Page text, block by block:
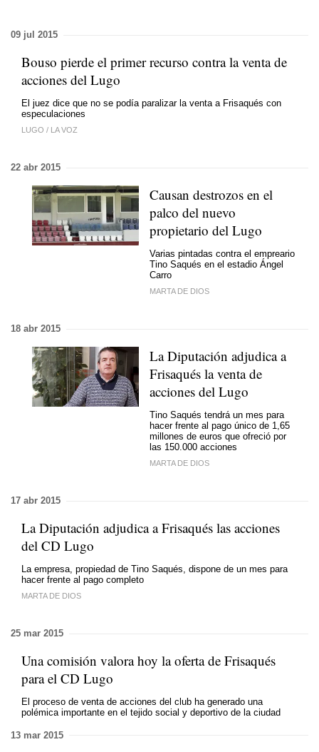
09 jul 2015
Bouso pierde el primer recurso contra la venta de
acciones del Lugo
El juez dice que no se podía paralizar la venta a Frisaqués con
especulaciones
LUGO / LA VOZ
22 abr 2015
Causan destrozos en el
palco del nuevo
propietario del Lugo
Varias pintadas contra el empreario
Tino Saqués en el estadio Ángel
Carro
MARTA DE DIOS
18 abr 2015
La Diputación adjudica a
Frisaqués la venta de
acciones del Lugo
Tino Saqués tendrá un mes para
hacer frente al pago único de 1,65
millones de euros que ofreció por
las 150.000 acciones
MARTA DE DIOS
17 abr 2015
La Diputación adjudica a Frisaqués las acciones
del CD Lugo
La empresa, propiedad de Tino Saqués, dispone de un mes para
hacer frente al pago completo
MARTA DE DIOS
25 mar 2015
Una comisión valora hoy la oferta de Frisaqués
para el CD Lugo
El proceso de venta de acciones del club ha generado una
polémica importante en el tejido social y deportivo de la ciudad
13 mar 2015